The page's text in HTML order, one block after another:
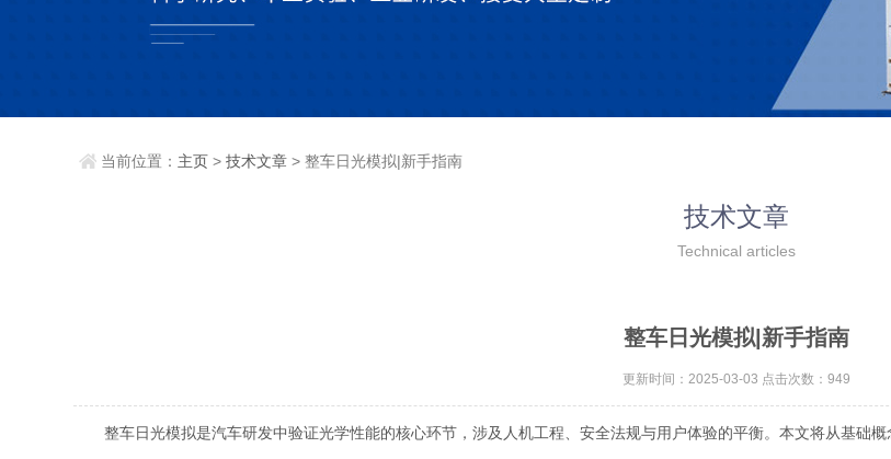
当前位置： 主页 >技术文章 > 整车日光模拟|新手指南
技术文章
Technical articles
整车日光模拟|新手指南
更新时间：2025-03-03 点击次数：949
整车日光模拟是汽车研发中验证光学性能的核心环节，涉及人机工程、安全法规与用户体验的平衡。本文将从基础概